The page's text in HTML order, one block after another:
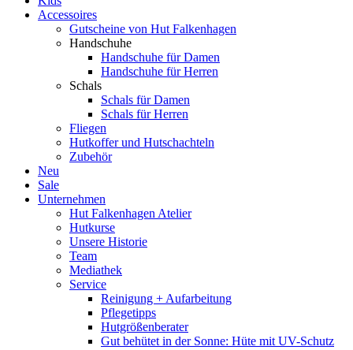
Accessoires
Gutscheine von Hut Falkenhagen
Handschuhe
Handschuhe für Damen
Handschuhe für Herren
Schals
Schals für Damen
Schals für Herren
Fliegen
Hutkoffer und Hutschachteln
Zubehör
Neu
Sale
Unternehmen
Hut Falkenhagen Atelier
Hutkurse
Unsere Historie
Team
Mediathek
Service
Reinigung + Aufarbeitung
Pflegetipps
Hutgrößenberater
Gut behütet in der Sonne: Hüte mit UV-Schutz